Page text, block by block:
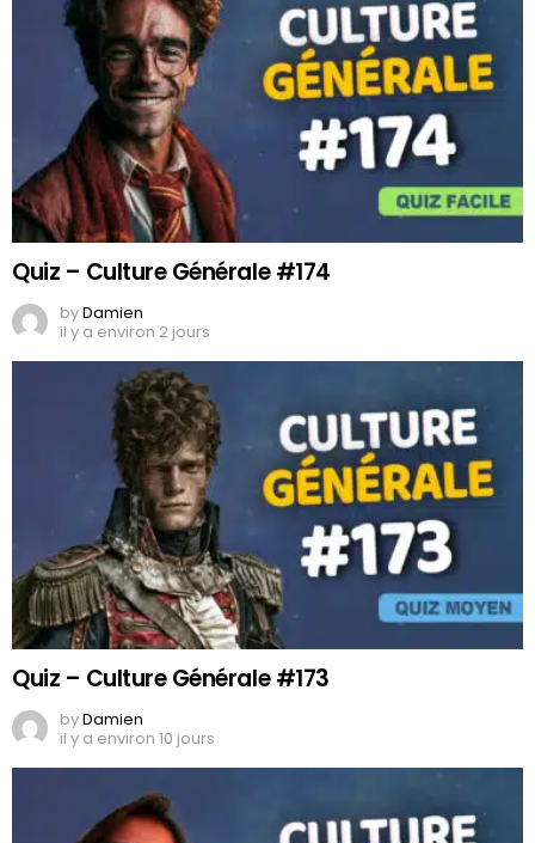
Quiz – Culture Générale #174
byDamien
il y a environ 2 jours
Quiz – Culture Générale #173
byDamien
il y a environ 10 jours